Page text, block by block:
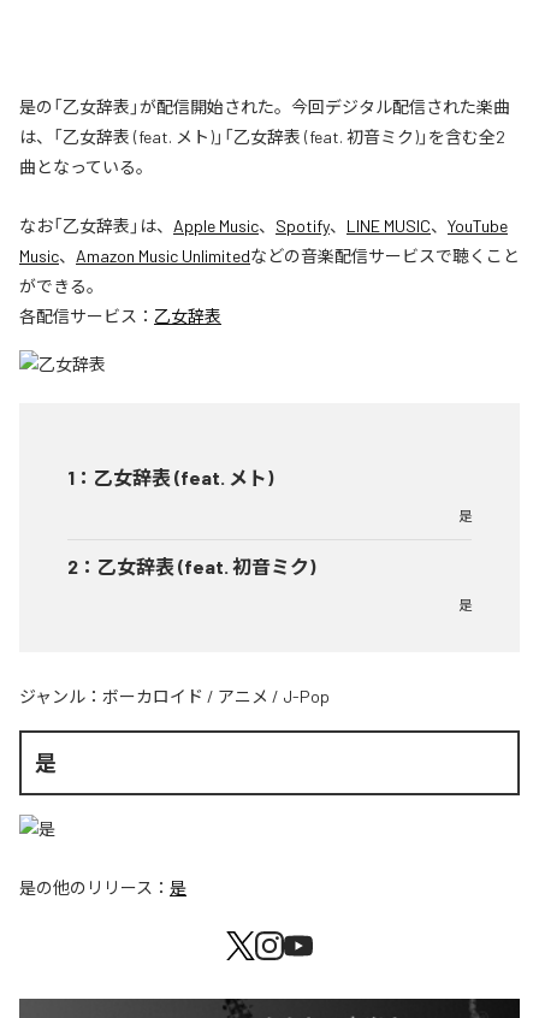
是の「乙女辞表」が配信開始された。今回デジタル配信された楽曲
は、「乙女辞表 (feat. メト)」「乙女辞表 (feat. 初音ミク)」を含む全2
曲となっている。
なお「乙女辞表 」は、 Apple Music、 Spotify、 LINE MUSIC、 YouTube
Music、 Amazon Music Unlimitedなどの音楽配信サービスで聴くこと
ができる。
各配信サービス： 乙女辞表
1 ： 乙女辞表 (feat. メト)
是
2 ： 乙女辞表 (feat. 初音ミク)
是
ジャンル： ボーカロイド / アニメ / J-Pop
是
是の他のリリース： 是